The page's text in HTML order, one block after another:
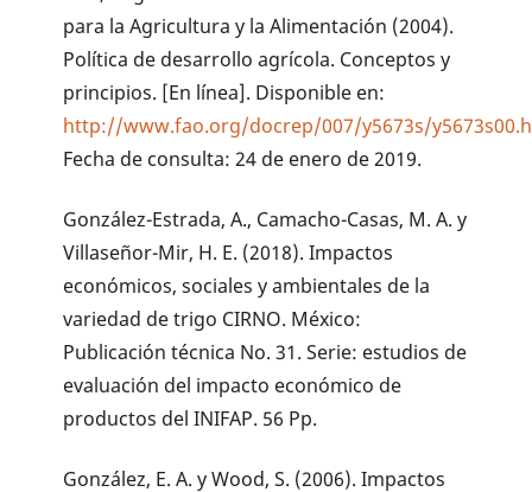
para la Agricultura y la Alimentación (2004).
Política de desarrollo agrícola. Conceptos y
principios. [En línea]. Disponible en:
http://www.fao.org/docrep/007/y5673s/
Fecha de consulta: 24 de enero de 2019.
González-Estrada, A., Camacho-Casas, M. A. y
Villaseñor-Mir, H. E. (2018). Impactos
económicos, sociales y ambientales de la
variedad de trigo CIRNO. México:
Publicación técnica No. 31. Serie: estudios de
evaluación del impacto económico de
productos del INIFAP. 56 Pp.
González, E. A. y Wood, S. (2006). Impactos